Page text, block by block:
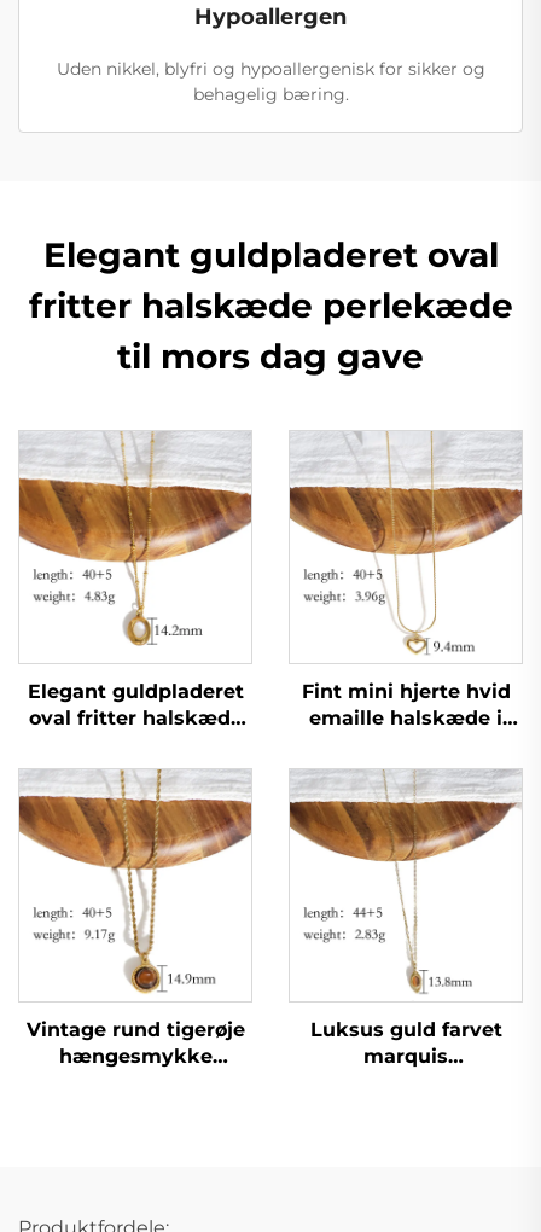
Hypoallergen
Uden nikkel, blyfri og hypoallergenisk for sikker og
behagelig bæring.
Elegant guldpladeret oval
fritter halskæde perlekæde
til mors dag gave
Elegant guldpladeret
oval fritter halskæde
dag gave
Fint mini hjerte hvid
emaille halskæde i
kravekæde til middag
Vintage rund tigerøje
hængesmykke
Luksus guld farvet
marquis